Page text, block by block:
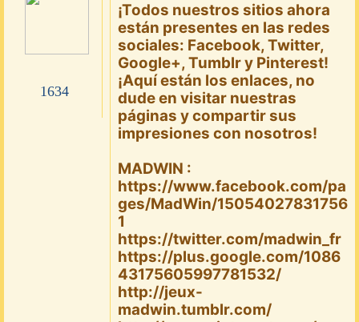
1634
¡Todos nuestros sitios ahora
están presentes en las redes
sociales: Facebook, Twitter,
Google+, Tumblr y Pinterest!
¡Aquí están los enlaces, no
dude en visitar nuestras
páginas y compartir sus
impresiones con nosotros!
MADWIN :
https://www.facebook.com/pa
ges/MadWin/15054027831756
1
https://twitter.com/madwin_fr
https://plus.google.com/1086
43175605997781532/
http://jeux-
madwin.tumblr.com/